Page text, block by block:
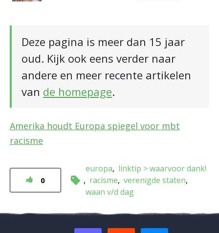
Deze pagina is meer dan 15 jaar
oud. Kijk ook eens verder naar
andere en meer recente artikelen
van de homepage.
Amerika houdt Europa spiegel voor mbt
racisme
0
europa
linktip > waarvoor dank!
racisme verenigde staten
waan v/d dag